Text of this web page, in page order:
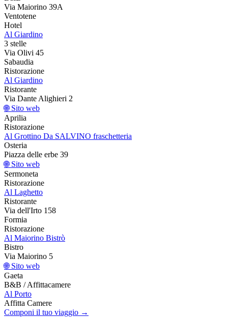
Via Maiorino 39A
Ventotene
Hotel
Al Giardino
3 stelle
Via Olivi 45
Sabaudia
Ristorazione
Al Giardino
Ristorante
Via Dante Alighieri 2
🌐 Sito web
Aprilia
Ristorazione
Al Grottino Da SALVINO fraschetteria
Osteria
Piazza delle erbe 39
🌐 Sito web
Sermoneta
Ristorazione
Al Laghetto
Ristorante
Via dell'Irto 158
Formia
Ristorazione
Al Maiorino Bistrò
Bistro
Via Maiorino 5
🌐 Sito web
Gaeta
B&B / Affittacamere
Al Porto
Affitta Camere
Componi il tuo viaggio →